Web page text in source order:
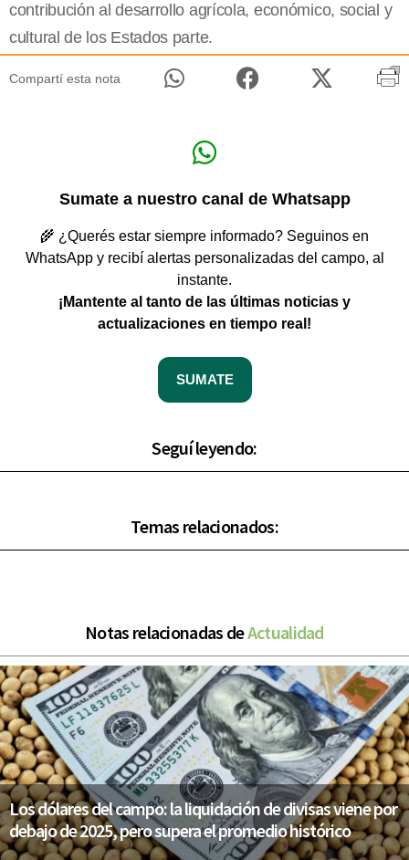
contribución al desarrollo agrícola, económico, social y
cultural de los Estados parte.
Compartí esta nota
Sumate a nuestro canal de Whatsapp
🌾 ¿Querés estar siempre informado? Seguinos en
WhatsApp y recibí alertas personalizadas del campo, al
instante.
¡Mantente al tanto de las últimas noticias y
actualizaciones en tiempo real!
SUMATE
Seguí leyendo:
Temas relacionados:
Notas relacionadas deActualidad
Los dólares del campo: la liquidación de divisas viene por
debajo de 2025, pero supera el promedio histórico